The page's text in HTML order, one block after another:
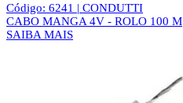
Código: 6241 | CONDUTTI
CABO MANGA 4V - ROLO 100 M
SAIBA MAIS